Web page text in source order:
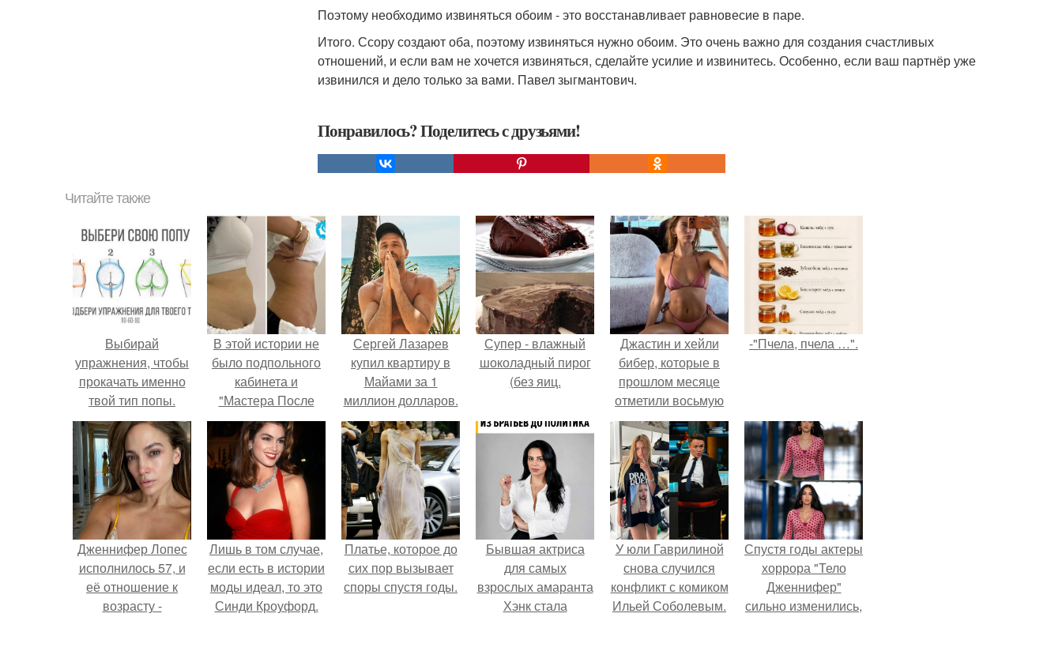
Поэтому необходимо извиняться обоим - это восстанавливает равновесие в паре.
Итого. Ссору создают оба, поэтому извиняться нужно обоим. Это очень важно для создания счастливых
отношений, и если вам не хочется извиняться, сделайте усилие и извинитесь. Особенно, если ваш партнёр уже
извинился и дело только за вами. Павел зыгмантович.
Понравилось? Поделитесь с друзьями!
Читайте также
Выбирай
упражнения, чтобы
прокачать именно
твой тип попы.
В этой истории не
было подпольного
кабинета и
"Мастера После
Двухнедельных
Курсов".
Сергей Лазарев
купил квартиру в
Майами за 1
миллион долларов.
Супер - влажный
шоколадный пирог
(без яиц.
Джастин и хейли
бибер, которые в
прошлом месяце
отметили восьмую
годовщину
помолвки, показали
новые фото с
совместного
отдыха.
-"Пчела, пчела …".
Дженнифер Лопес
исполнилось 57, и
её отношение к
возрасту -
Лишь в том случае,
если есть в истории
моды идеал, то это
Синди Кроуфорд.
Платье, которое до
сих пор вызывает
споры спустя годы.
Бывшая актриса
для самых
взрослых амаранта
Хэнк стала
У юли Гаврилиной
снова случился
конфликт с комиком
Ильей Соболевым.
Спустя годы актеры
хоррора "Тело
Дженнифер"
сильно изменились,